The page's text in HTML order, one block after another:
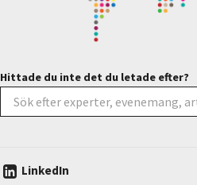
Hittade du inte det du letade efter?
LinkedIn